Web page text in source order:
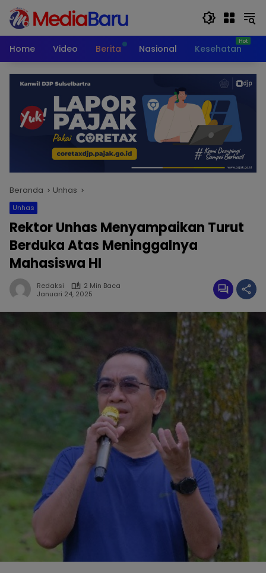
Langsung
konten
Home
Video Berita Nasional Kesehatan
Beranda Unhas
Unhas
Rektor Unhas Menyampaikan Turut
Berduka Atas Meninggalnya
Mahasiswa HI
Redaksi
2 Min Baca
Januari 24, 2025